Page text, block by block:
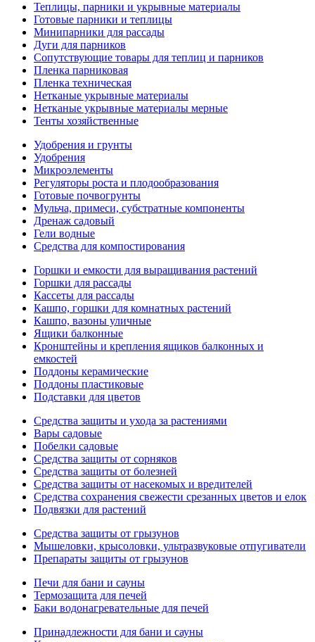
Теплицы, парники и укрывные материалы
Готовые парники и теплицы
Минипарники для рассады
Дуги для парников
Сопутствующие товары для теплиц и парников
Пленка парниковая
Пленка техническая
Нетканые укрывные материалы
Нетканые укрывные материалы мерные
Тенты хозяйственные
Удобрения и грунты
Удобрения
Микроэлементы
Регуляторы роста и плодообразования
Готовые почвогрунты
Мульча, примеси, субстратные компоненты
Дренаж садовый
Гели водные
Средства для компостирования
Горшки и емкости для выращивания растений
Горшки для рассады
Кассеты для рассады
Кашпо, горшки для комнатных растений
Кашпо, вазоны уличные
Ящики балконные
Кронштейны и крепления ящиков балконных и
емкостей
Поддоны керамические
Поддоны пластиковые
Подставки для цветов
Средства защиты и ухода за растениями
Вары садовые
Побелки садовые
Средства защиты от сорняков
Средства защиты от болезней
Средства защиты от насекомых и вредителей
Средства сохранения свежести срезанных цветов и елок
Подвязки для растений
Средства защиты от грызунов
Мышеловки, крысоловки, ультразвуковые отпугиватели
Препараты защиты от грызунов
Печи для бани и сауны
Термозащита для печей
Баки водонагревательные для печей
Принадлежности для бани и сауны